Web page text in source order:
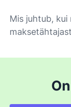
Mis juhtub, kui